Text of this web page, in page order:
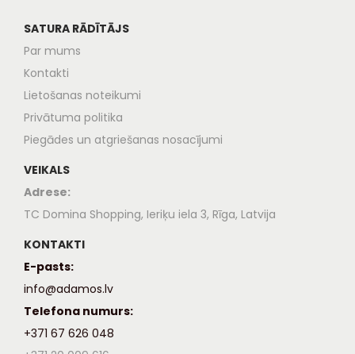
SATURA RĀDĪTĀJS
Par mums
Kontakti
Lietošanas noteikumi
Privātuma politika
Piegādes un atgriešanas nosacījumi
VEIKALS
Adrese:
TC Domina Shopping, Ieriķu iela 3, Rīga, Latvija
KONTAKTI
E-pasts:
info@adamos.lv
Telefona numurs:
+371 67 626 048